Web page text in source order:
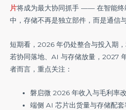
片将成为最大协同抓手 —— 在智能终
中，存储不再是独立部件，而是通信
短期看，2026 年仍处整合与投入期
若协同落地、AI 与存储放量，2027
者而言，重点关注：
磐启微 2026 年收入与毛利率改
端侧 AI 芯片出货量与存储配套